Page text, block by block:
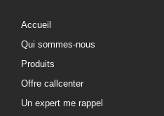
Accueil
Qui sommes-nous
Produits
Offre callcenter
Un expert me rappel